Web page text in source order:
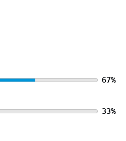
67%
33%